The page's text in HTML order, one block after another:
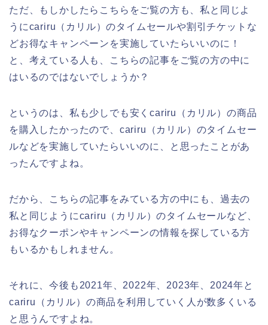
ただ、もしかしたらこちらをご覧の方も、私と同じよ
うにcariru（カリル）のタイムセールや割引チケットな
どお得なキャンペーンを実施していたらいいのに！
と、考えている人も、こちらの記事をご覧の方の中に
はいるのではないでしょうか？
というのは、私も少しでも安くcariru（カリル）の商品
を購入したかったので、cariru（カリル）のタイムセー
ルなどを実施していたらいいのに、と思ったことがあ
ったんですよね。
だから、こちらの記事をみている方の中にも、過去の
私と同じようにcariru（カリル）のタイムセールなど、
お得なクーポンやキャンペーンの情報を探している方
もいるかもしれません。
それに、今後も2021年、2022年、2023年、2024年と
cariru（カリル）の商品を利用していく人が数多くいる
と思うんですよね。